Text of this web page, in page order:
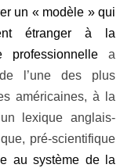
un « modèle » qui
étranger à la
a
l’une des plus
américaines, à la
lexique anglais-
pré-scientifique
au système de la